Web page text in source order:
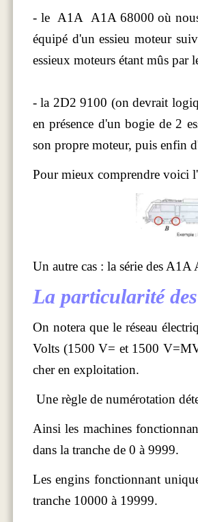
- le A1A A1A 68000 où nous
équipé d'un essieu moteur
essieux moteurs étant mûs par
- la 2D2 9100 (on devrait
en présence d'un bogie de 2
son propre moteur, puis enfin
Pour mieux comprendre voici
Un autre cas : la série des
La particularité
On notera que le réseau
Volts (1500 V= et 1500
cher en exploitation.
Une règle de numérotation
Ainsi les machines
dans la tranche de 0 à 9999.
Les engins fonctionnant
tranche 10000 à 19999.